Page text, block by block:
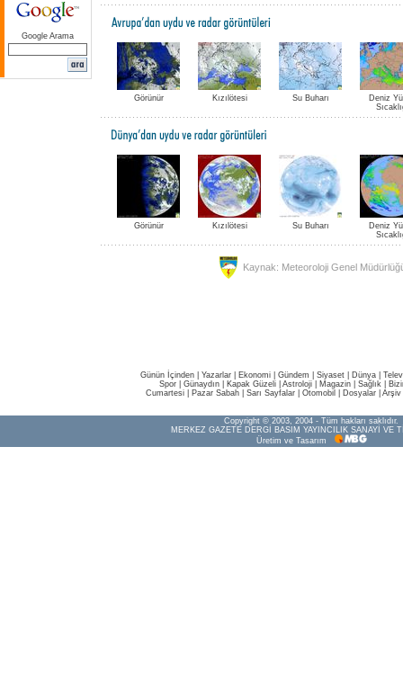
Google Arama
Görünür Kızılötesi Su Buharı
Deniz
Görünür Kızılötesi Su Buharı
Deniz
Kaynak: Meteoroloji Genel
Günün İçinden Yazarlar Ekonomi Gündem Siyaset Dünya |
Spor
Günaydın Kapak Güzeli Astroloji Magazin Sağlık
Cumartesi
Pazar Sabah Sarı Sayfalar Otomobil Dosyalar Arşiv
Copyright © 2003, 2004 - Tüm hakları saklıdır.
MERKEZ GAZETE DERGİ BASIM YAYINCILIK SANAYİ VE
Üretim ve Tasarım